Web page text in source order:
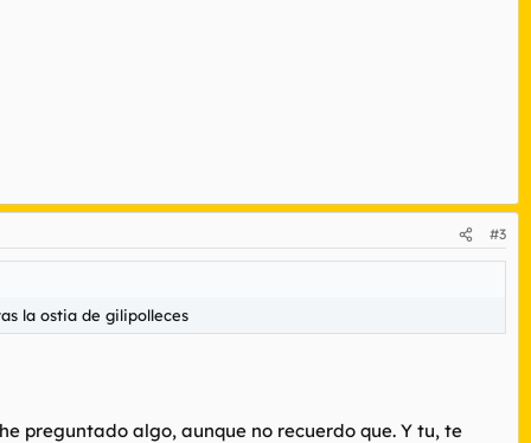
#3
la ostia de gilipolleces
preguntado algo, aunque no recuerdo que. Y tu, te